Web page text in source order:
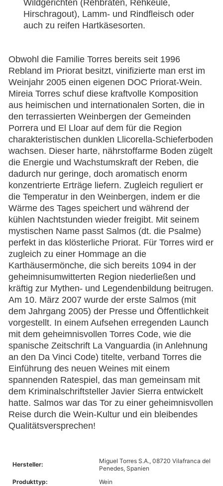
Wildgerichten (Rehbraten, Rehkeule,
Hirschragout), Lamm- und Rindfleisch oder
auch zu reifen Hartkäsesorten.
Obwohl die Familie Torres bereits seit 1996
Rebland im Priorat besitzt, vinifizierte man erst im
Weinjahr 2005 einen eigenen DOC Priorat-Wein.
Mireia Torres schuf diese kraftvolle Komposition
aus heimischen und internationalen Sorten, die in
den terrassierten Weinbergen der Gemeinden
Porrera und El Lloar auf dem für die Region
charakteristischen dunklen Llicorella-Schieferboden
wachsen. Dieser harte, nährstoffarme Boden zügelt
die Energie und Wachstumskraft der Reben, die
dadurch nur geringe, doch aromatisch enorm
konzentrierte Erträge liefern. Zugleich reguliert er
die Temperatur in den Weinbergen, indem er die
Wärme des Tages speichert und während der
kühlen Nachtstunden wieder freigibt. Mit seinem
mystischen Name passt Salmos (dt. die Psalme)
perfekt in das klösterliche Priorat. Für Torres wird er
zugleich zu einer Hommage an die
Karthäusermönche, die sich bereits 1094 in der
geheimnisumwitterten Region niederließen und
kräftig zur Mythen- und Legendenbildung beitrugen.
Am 10. März 2007 wurde der erste Salmos (mit
dem Jahrgang 2005) der Presse und Öffentlichkeit
vorgestellt. In einem Aufsehen erregenden Launch
mit dem geheimnisvollen Torres Code, wie die
spanische Zeitschrift La Vanguardia (in Anlehnung
an den Da Vinci Code) titelte, verband Torres die
Einführung des neuen Weines mit einem
spannenden Ratespiel, das man gemeinsam mit
dem Kriminalschriftsteller Javier Sierra entwickelt
hatte. Salmos war das Tor zu einer geheimnisvollen
Reise durch die Wein-Kultur und ein bleibendes
Qualitätsversprechen!
Hersteller:
Miguel Torres S.A., 08720 Vilafranca del
Penedes, Spanien
Produkttyp:
Wein